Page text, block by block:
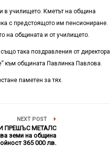
в училището. Кметът на община
с предстоящото им пенсиониране.
на общината и от училището.
така поздравления от директора
към общината Павлинка Павлова.
паметен за тях.
NEXT POST
ПРЕШЪС МЕТАЛС
земи на община
365 000 лв.